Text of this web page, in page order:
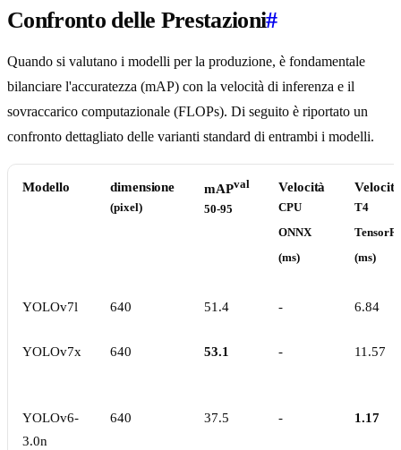
Confronto delle Prestazioni#
Quando si valutano i modelli per la produzione, è fondamentale
bilanciare l'accuratezza (mAP) con la velocità di inferenza e il
sovraccarico computazionale (FLOPs). Di seguito è riportato un
confronto dettagliato delle varianti standard di entrambi i modelli.
Modello dimensione
(pixel)
mAPval
50-95
Velocità
CPU
ONNX
(ms)
Velocità
T4
(ms)
YOLOv7l 640 51.4 - 6.84
YOLOv7x 640 53.1 - 11.57
YOLOv6-
3.0n
640 37.5 - 1.17